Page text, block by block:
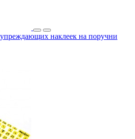
наклеек на поручни